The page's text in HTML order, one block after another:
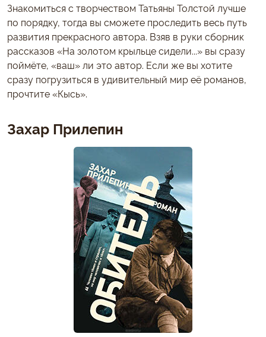
Знакомиться с творчеством Татьяны Толстой лучше
по порядку, тогда вы сможете проследить весь путь
развития прекрасного автора. Взяв в руки сборник
рассказов «На золотом крыльце сидели...» вы сразу
поймёте, «ваш» ли это автор. Если же вы хотите
сразу погрузиться в удивительный мир её романов,
прочтите «Кысь».
Захар Прилепин